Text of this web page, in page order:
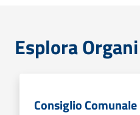
Esplora
Consiglio Comunale